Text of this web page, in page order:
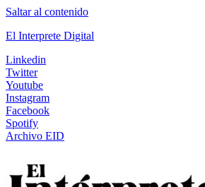
Saltar al contenido
El Interprete Digital
Linkedin
Twitter
Youtube
Instagram
Facebook
Spotify
Archivo EID